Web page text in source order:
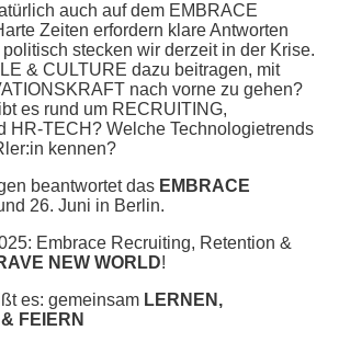
auch auf dem EMBRACE
Zeiten erfordern klare Antworten
stecken wir derzeit in der Krise.
& CULTURE dazu beitragen, mit
nach vorne zu gehen?
es rund um RECRUITING,
HR-TECH? Welche Technologietrends
kennen?
beantwortet das EMBRACE
26. Juni in Berlin.
Embrace Recruiting, Retention &
NEW WORLD!
es: gemeinsam LERNEN,
FEIERN